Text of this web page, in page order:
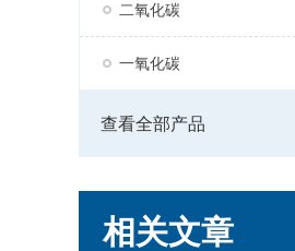
二氧化碳
一氧化碳
查看全部产品
相关文章